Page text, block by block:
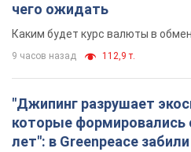
чего ожидать
Каким будет курс валюты в
9 часов назад 112,9 т.
"Джипинг разрушает
которые формировались
лет": в Greenpeace